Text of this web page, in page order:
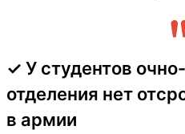
✓ У студентов
отделения нет
в армии